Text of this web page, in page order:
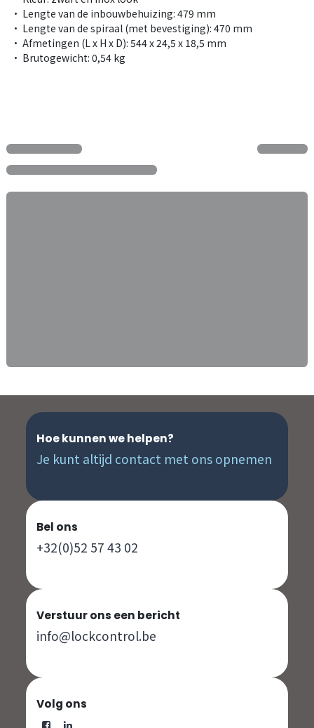
• Lengte van de inbouwbehuizing: 479 mm
• Lengte van de spiraal (met bevestiging): 470 mm
• Afmetingen (L x H x D): 544 x 24,5 x 18,5 mm
• Brutogewicht: 0,54 kg
Hoe kunnen we helpen?
Je kunt altijd contact met ons opnemen
Bel ons
+32(0)52 57 43 02
Verstuur ons een bericht
info@lockcontrol.be
Volg ons